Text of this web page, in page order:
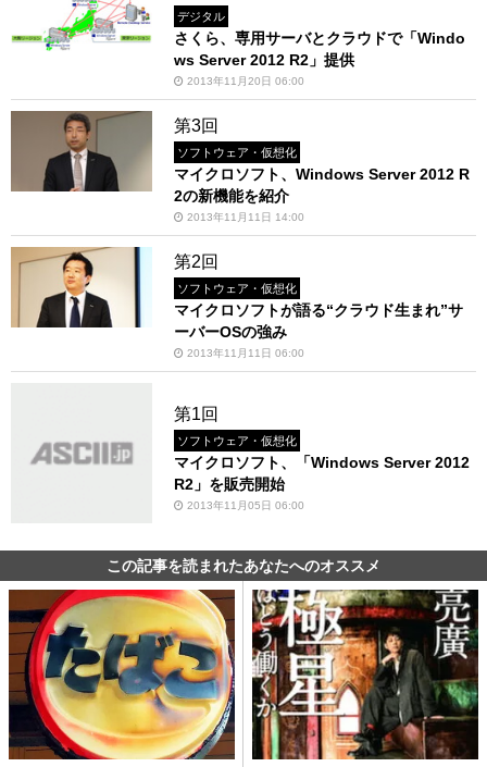
デジタル
さくら、専用サーバとクラウドで「Windo
ws Server 2012 R2」提供
2013年11月20日 06:00
第3回
ソフトウェア・仮想化
マイクロソフト、Windows Server 2012 R
2の新機能を紹介
2013年11月11日 14:00
第2回
ソフトウェア・仮想化
マイクロソフトが語る“クラウド生まれ”サ
ーバーOSの強み
2013年11月11日 06:00
第1回
ソフトウェア・仮想化
マイクロソフト、「Windows Server 2012
R2」を販売開始
2013年11月05日 06:00
この記事を読まれたあなたへのオススメ